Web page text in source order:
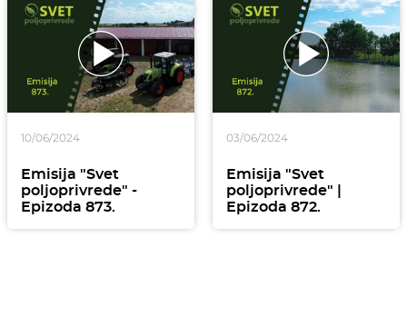
10/06/2024
Emisija "Svet
poljoprivrede" -
Epizoda 873.
03/06/2024
Emisija "Svet
poljoprivrede" |
Epizoda 872.